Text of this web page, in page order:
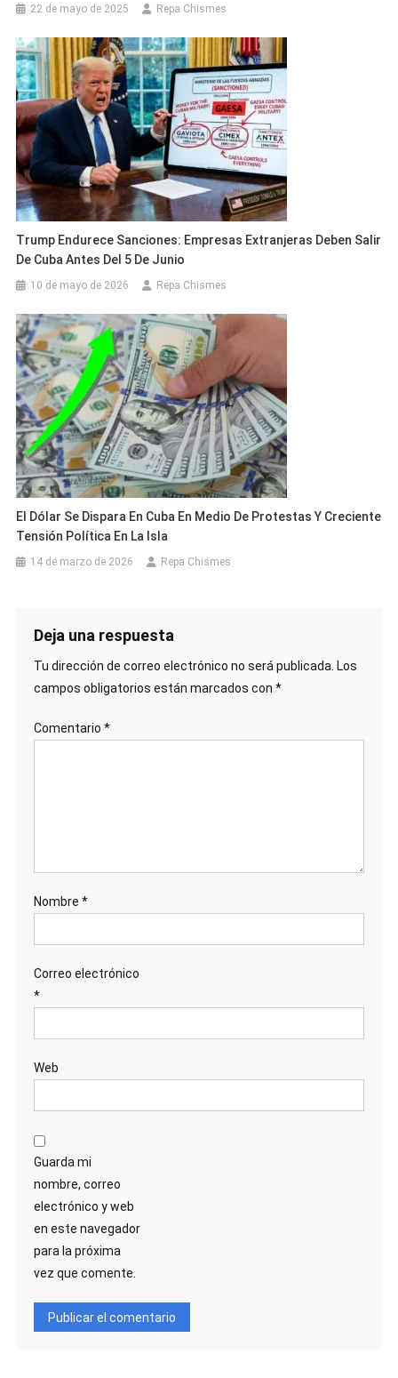
22 de mayo de 2025 Repa Chismes
Trump Endurece Sanciones: Empresas Extranjeras Deben Salir
De Cuba Antes Del 5 De Junio
10 de mayo de 2026 Repa Chismes
El Dólar Se Dispara En Cuba En Medio De Protestas Y Creciente
Tensión Política En La Isla
14 de marzo de 2026 Repa Chismes
Deja una respuesta
Tu dirección de correo electrónico no será publicada. Los
campos obligatorios están marcados con *
Comentario *
Nombre *
Correo electrónico
*
Web
Guarda mi
nombre, correo
electrónico y web
en este navegador
para la próxima
vez que comente.